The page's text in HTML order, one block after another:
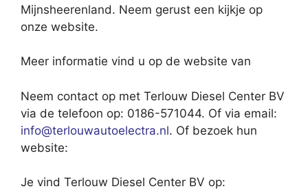
Mijnsheerenland. Neem gerust een kijkje op
onze website.
Meer informatie vind u op de website van
Neem contact op met Terlouw Diesel Center BV
via de telefoon op: 0186-571044. Of via email:
info@terlouwautoelectra.nl. Of bezoek hun
website:
Je vind Terlouw Diesel Center BV op: